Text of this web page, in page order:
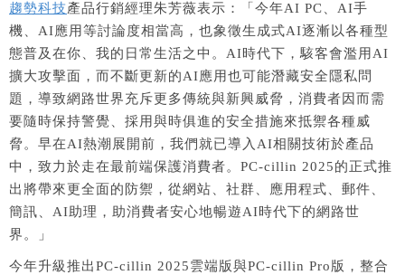
趨勢科技產品行銷經理朱芳薇表示：「今年AI PC、AI手
機、AI應用等討論度相當高，也象徵生成式AI逐漸以各種型
態普及在你、我的日常生活之中。AI時代下，駭客會濫用AI
擴大攻擊面，而不斷更新的AI應用也可能潛藏安全隱私問
題，導致網路世界充斥更多傳統與新興威脅，消費者因而需
要隨時保持警覺、採用與時俱進的安全措施來抵禦各種威
脅。早在AI熱潮展開前，我們就已導入AI相關技術於產品
中，致力於走在最前端保護消費者。PC-cillin 2025的正式推
出將帶來更全面的防禦，從網站、社群、應用程式、郵件、
簡訊、AI助理，助消費者安心地暢遊AI時代下的網路世
界。」
今年升級推出PC-cillin 2025雲端版與PC-cillin Pro版，整合